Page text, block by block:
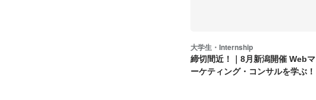
大学生・Internship
締切間近！｜8月新潟開催 Webマ
ーケティング・コンサルを学ぶ！